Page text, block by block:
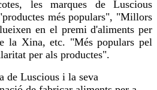
les marques de Luscious
més populars", "Millors
en el premi d'aliments per
la Xina, etc. "Més populars pel
per als productes".
de Luscious i la seva